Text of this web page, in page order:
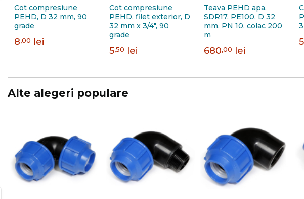
Cot compresiune
PEHD, D 32 mm, 90
grade
8,00 lei
Cot compresiune
PEHD, filet exterior, D
32 mm x 3/4", 90
grade
5,50 lei
Teava PEHD apa,
SDR17, PE100, D 32
mm, PN 10, colac 200
m
680,00 lei
5
Alte alegeri populare